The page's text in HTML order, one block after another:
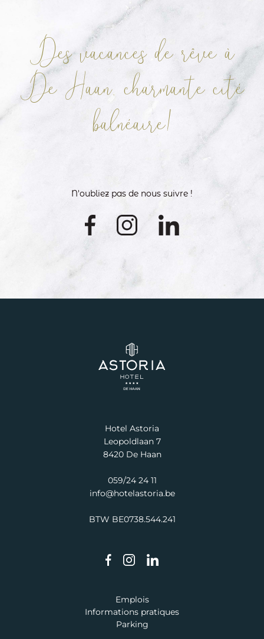
Des vacances de rêve à
De Haan,charmante cité
balnéaire!
N'oubliez pas de nous suivre !
Hotel Astoria
Leopoldlaan 7
8420 De Haan
059/24 24 11
info@hotelastoria.be
BTW BE0738.544.241
Emplois
Informations pratiques
Parking